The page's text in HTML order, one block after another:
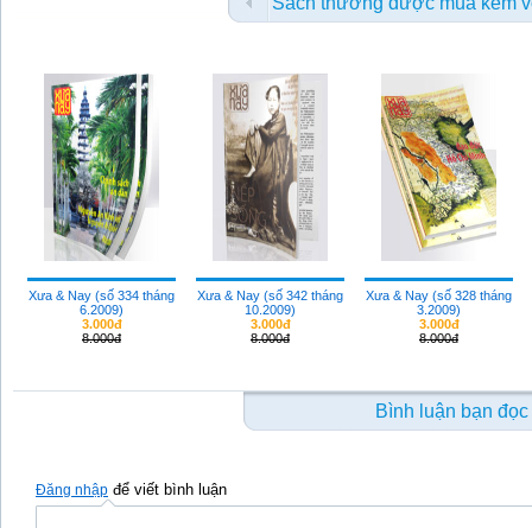
Xưa & Nay (số 334 tháng
6.2009)
3.000đ
8.000đ
Xưa & Nay (số 342 tháng
10.2009)
3.000đ
8.000đ
Xưa & Nay (số 328 tháng
3.2009)
3.000đ
8.000đ
Bình luận bạn đọc
Đăng nhập để viết bình luận